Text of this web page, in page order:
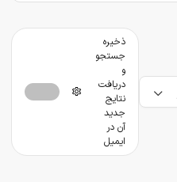
ذخیره
جستجو
و
دریافت
نتایج
جدید
آن در
ایمیل